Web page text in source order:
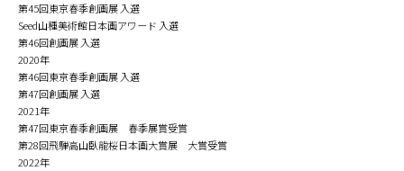
第45回東京春季創画展 入選
Seed山種美術館日本画アワード 入選
第46回創画展 入選
2020年
第46回東京春季創画展 入選
第47回創画展 入選
2021年
第47回東京春季創画展 春季展賞受賞
第28回飛騨高山臥龍桜日本画大賞展 大賞受賞
2022年